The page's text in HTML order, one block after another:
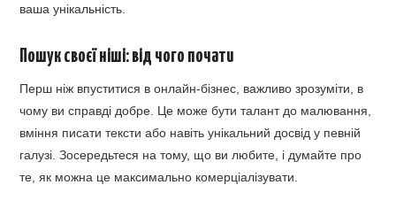
ваша унікальність.
Пошук своєї ніші: від чого почати
Перш ніж впуститися в онлайн-бізнес, важливо зрозуміти, в
чому ви справді добре. Це може бути талант до малювання,
вміння писати тексти або навіть унікальний досвід у певній
галузі. Зосередьтеся на тому, що ви любите, і думайте про
те, як можна це максимально комерціалізувати.